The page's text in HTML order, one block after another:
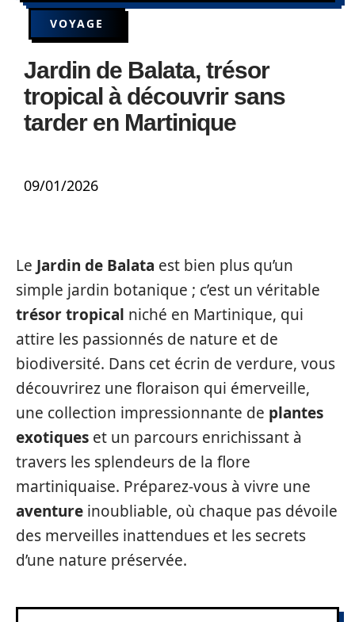
VOYAGE
Jardin de Balata, trésor
tropical à découvrir sans
tarder en Martinique
09/01/2026
Le Jardin de Balata est bien plus qu’un
simple jardin botanique ; c’est un véritable
trésor tropical niché en Martinique, qui
attire les passionnés de nature et de
biodiversité. Dans cet écrin de verdure, vous
découvrirez une floraison qui émerveille,
une collection impressionnante de plantes
exotiques et un parcours enrichissant à
travers les splendeurs de la flore
martiniquaise. Préparez-vous à vivre une
aventure inoubliable, où chaque pas dévoile
des merveilles inattendues et les secrets
d’une nature préservée.